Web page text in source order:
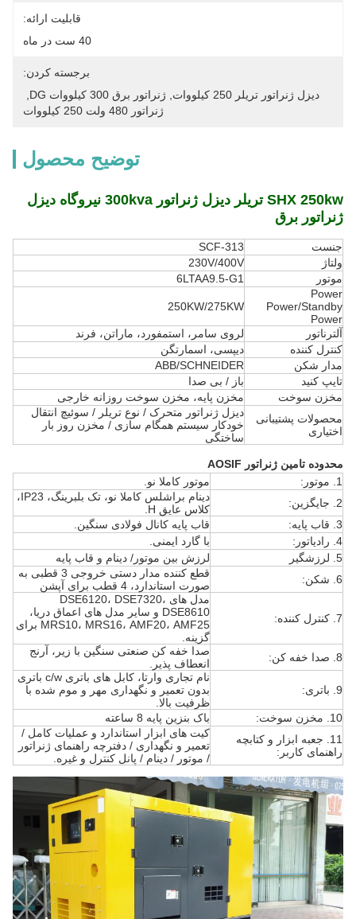
قابلیت ارائه:
40 ست در ماه
برجسته کردن:
دیزل ژنراتور تریلر 250 کیلووات
ژنراتور برق 300 کیلووات DG
ژنراتور 480 ولت 250 کیلووات
توضیح محصول
SHX 250kw تریلر دیزل ژنراتور 300kva نیروگاه دیزل
ژنراتور برق
جنست
SCF-313
ولتاژ
230V/400V
موتور
6LTAA9.5-G1
Power
Power/Standby
Power
250KW/275KW
آلترناتور
لروی سامر، استمفورد، ماراتن، فرند
کنترل کننده
دیپسی، اسمارتگن
مدار شکن
ABB/SCHNEIDER
تایپ کنید
باز / بی صدا
مخزن سوخت
مخزن پایه، مخزن سوخت روزانه خارجی
محصولات پشتیبانی
اختیاری
دیزل ژنراتور متحرک / نوع تریلر / سوئیچ انتقال
خودکار سیستم همگام سازی / مخزن روز بار
ساختگی
محدوده تامین ژنراتور AOSIF
1. موتور:
موتور کاملا نو.
2. جایگزین:
دینام براشلس کاملا نو، تک بلبرینگ، IP23،
کلاس عایق H.
3. قاب پایه:
قاب پایه کانال فولادی سنگین.
4. رادیاتور:
با گارد ایمنی.
5. لرزشگیر
لرزش بین موتور/ دینام و قاب پایه
6. شکن:
قطع کننده مدار دستی خروجی 3 قطبی به
صورت استاندارد، 4 قطب برای آپشن
7. کنترل کننده:
مدل های DSE6120، DSE7320،
DSE8610 و سایر مدل های اعماق دریا،
MRS10، MRS16، AMF20، AMF25 برای
گزینه.
8. صدا خفه کن:
صدا خفه کن صنعتی سنگین با زیر، آرنج
انعطاف پذیر.
9. باتری:
نام تجاری وارتا، کابل های باتری c/w باتری
بدون تعمیر و نگهداری مهر و موم شده با
ظرفیت بالا.
10. مخزن سوخت:
باک بنزین پایه 8 ساعته
11. جعبه ابزار و کتابچه
راهنمای کاربر:
کیت های ابزار استاندارد و عملیات کامل /
تعمیر و نگهداری / دفترچه راهنمای ژنراتور
/ موتور / دینام / پانل کنترل و غیره.